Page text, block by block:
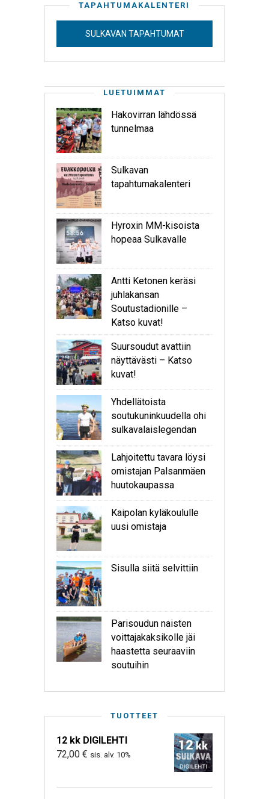
TAPAHTUMAKALENTERI
SULKAVAN TAPAHTUMAT
LUETUIMMAT
Hakovirran lähdössä
tunnelmaa
Sulkavan
tapahtumakalenteri
Hyroxin MM-kisoista
hopeaa Sulkavalle
Antti Ketonen keräsi
juhlakansan
Soutustadionille –
Katso kuvat!
Suursoudut avattiin
näyttävästi – Katso
kuvat!
Yhdellätoista
soutukuninkuudella ohi
sulkavalaislegendan
Lahjoitettu tavara löysi
omistajan Palsanmäen
huutokaupassa
Kaipolan kyläkoululle
uusi omistaja
Sisulla siitä selvittiin
Parisoudun naisten
voittajakaksikolle jäi
haastetta seuraaviin
soutuihin
TUOTTEET
12 kk DIGILEHTI
72,00 € sis. alv. 10%